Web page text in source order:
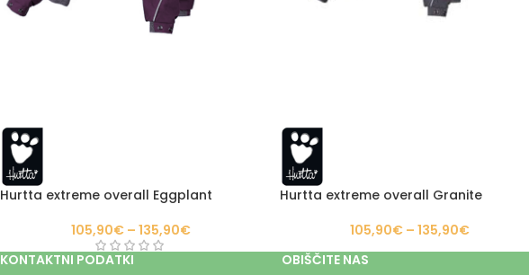
Hurtta extreme overall Eggplant
105,90€ – 135,90€
Hurtta extreme overall Granite
105,90€ – 135,90€
KONTAKTNI PODATKI OBIŠČITE NAS